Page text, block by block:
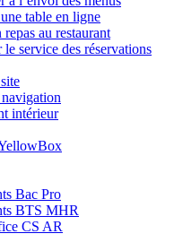
table en ligne
au restaurant
le service des réservations
intérieur
Bac Pro
BTS MHR
CS AR